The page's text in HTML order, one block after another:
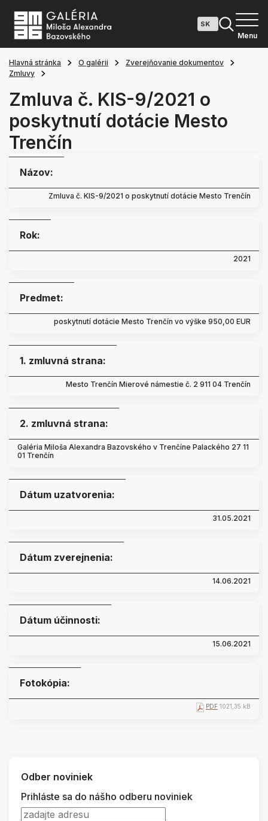
Menu
Hlavná stránka O galérii
Zverejňovanie dokumentov
Zmluvy
Zmluva č. KIS-9/2021 o
poskytnutí dotácie Mesto
Trenčín
Názov:
Zmluva č. KIS-9/2021 o poskytnutí dotácie Mesto Trenčín
Rok:
2021
Predmet:
poskytnutí dotácie Mesto Trenčín vo výške 950,00 EUR
1. zmluvná strana:
Mesto Trenčín Mierové námestie č. 2 911 04 Trenčín
2. zmluvná strana:
Galéria Miloša Alexandra Bazovského v Trenčíne Palackého 27 11
01 Trenčín
Dátum uzatvorenia:
31.05.2021
Dátum zverejnenia:
14.06.2021
Dátum účinnosti:
15.06.2021
Fotokópia:
PDF 1021,35 kB
Odber noviniek
Prihláste sa do nášho odberu noviniek